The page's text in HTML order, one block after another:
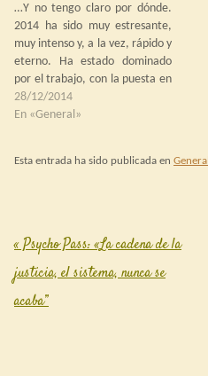
en pañales. Tengo ya…
…Y no tengo claro por dónde.
2014 ha sido muy estresante,
muy intenso y, a la vez, rápido y
eterno. Ha estado dominado
por el trabajo, con la puesta en
marcha del almacén y las líneas
de Sevilla y, con ello, del
28/12/2014
En «General»
Esta entrada ha sido publicada en General
Post navigation
«Psycho Pass: «La cadena de la
justicia, el sistema, nunca se
acaba”